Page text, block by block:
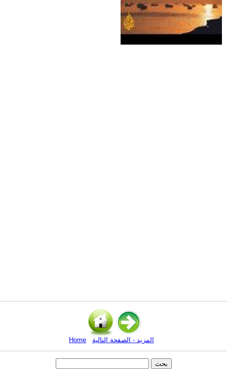
Home المزيد - الصفحة التالية